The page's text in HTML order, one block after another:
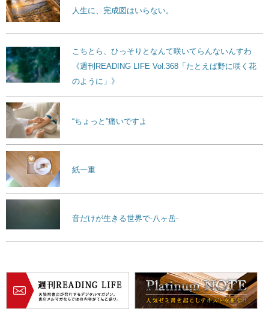
人生に、完成図はいらない。
こちとら、ひっそりとなんて咲いてらんないんすわ
《週刊READING LIFE Vol.368「たとえば野に咲く花
のように」》
“ちょっと”痛いですよ
紙一重
音だけが生きる世界で-八ヶ岳-